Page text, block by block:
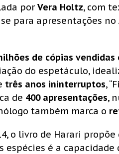
porVera Holtz, com
para apresentações no
de cópias
do espetáculo,
três anos ininterruptos,
de 400 apresentações,
também marca o
o livro de Harari
espécies é a capacidade